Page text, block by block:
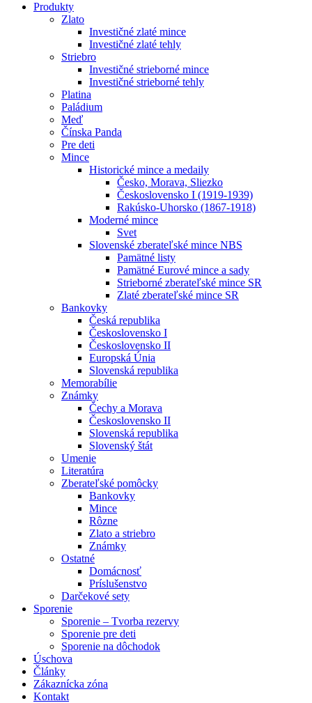
Produkty
Zlato
Investičné zlaté mince
Investičné zlaté tehly
Striebro
Investičné strieborné mince
Investičné strieborné tehly
Platina
Paládium
Meď
Čínska Panda
Pre deti
Mince
Historické mince a medaily
Česko, Morava, Sliezko
Československo I (1919-1939)
Rakúsko-Uhorsko (1867-1918)
Moderné mince
Svet
Slovenské zberateľské mince NBS
Pamätné listy
Pamätné Eurové mince a sady
Strieborné zberateľské mince SR
Zlaté zberateľské mince SR
Bankovky
Česká republika
Československo I
Československo II
Europská Únia
Slovenská republika
Memorabílie
Známky
Čechy a Morava
Československo II
Slovenská republika
Slovenský štát
Umenie
Literatúra
Zberateľské pomôcky
Bankovky
Mince
Rôzne
Zlato a striebro
Známky
Ostatné
Domácnosť
Príslušenstvo
Darčekové sety
Sporenie
Sporenie – Tvorba rezervy
Sporenie pre deti
Sporenie na dôchodok
Úschova
Články
Zákaznícka zóna
Kontakt